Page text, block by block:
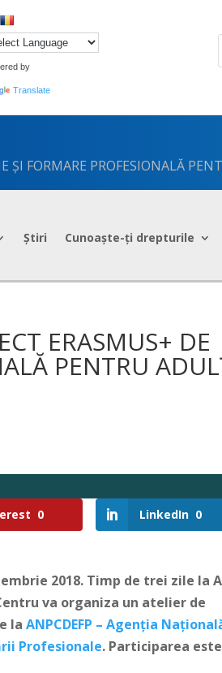
by
Translate
ȘI FORMARE PROFESIONALĂ
Știri Cunoaște-ți drepturile
ERASMUS+ DE
PENTRU
0 LinkedIn 0
2018. Timp de trei zile la
va organiza un atelier de
laANPCDEFP – Agenția
Profesionale. Participarea este